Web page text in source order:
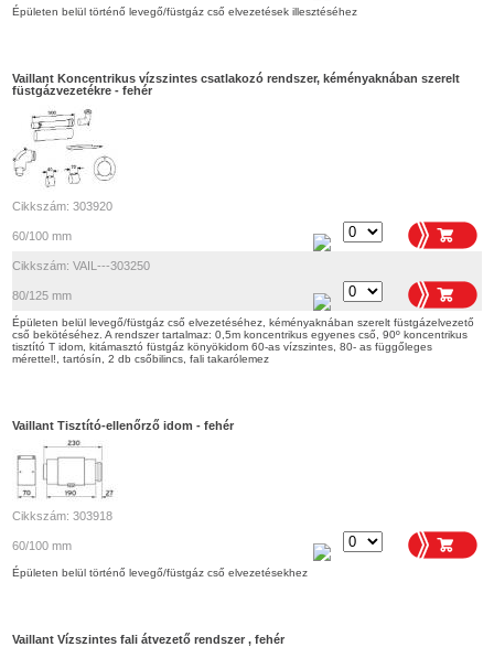
Épületen belül történő levegő/füstgáz cső elvezetések illesztéséhez
Vaillant Koncentrikus vízszintes csatlakozó rendszer, kéményaknában szerelt
füstgázvezetékre - fehér
Cikkszám: 303920
60/100 mm
Cikkszám: VAIL---303250
80/125 mm
Épületen belül levegő/füstgáz cső elvezetéséhez, kéményaknában szerelt füstgázelvezető
cső bekötéséhez. A rendszer tartalmaz: 0,5m koncentrikus egyenes cső, 90º koncentrikus
tisztító T idom, kitámasztó füstgáz könyökidom 60-as vízszintes, 80- as függőleges
mérettel!, tartósín, 2 db csőbilincs, fali takarólemez
Vaillant Tisztító-ellenőrző idom - fehér
Cikkszám: 303918
60/100 mm
Épületen belül történő levegő/füstgáz cső elvezetésekhez
Vaillant Vízszintes fali átvezető rendszer , fehér